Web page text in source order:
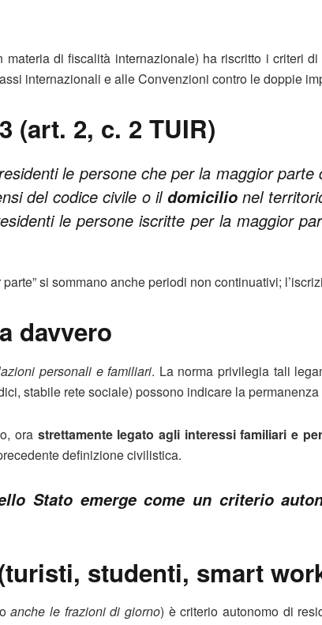
materia di fiscalità internazionale) ha riscritto i criteri di
internazionali e alle Convenzioni contro le doppie
(art. 2, c. 2 TUIR)
le persone che per la maggior parte
del codice civile o il domicilionel
le persone iscritte per la maggior
parte” si sommano anche periodi non continuativi;
davvero
personali e familiari. La norma privilegia tali
stabile rete sociale) possono indicare la permanenza
ora strettamente legato agli interessi familiari e
definizione civilistica.
Stato emerge come un criterio
studenti, smart
anche le frazioni di giorno) è criterio autonomo di